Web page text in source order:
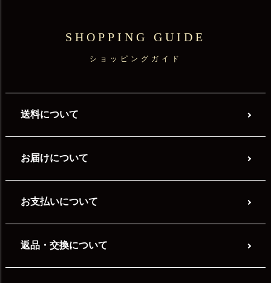
SHOPPING GUIDE
ショッピングガイド
送料について
お届けについて
お支払いについて
返品・交換について